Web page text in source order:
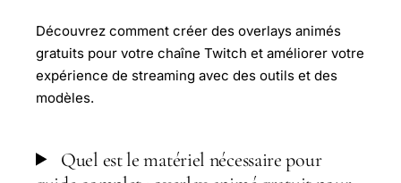
Découvrez comment créer des overlays animés
gratuits pour votre chaîne Twitch et améliorer votre
expérience de streaming avec des outils et des
modèles.
Quel est le matériel nécessaire pour